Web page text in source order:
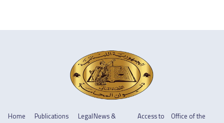
Home
Publications
LegalNews &
Access to Office of the